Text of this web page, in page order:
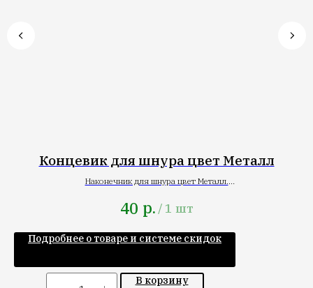
Концевик для шнура цвет Металл
Наконечник для шнура цвет Металл.
40 р. / 1 шт
Подробнее о товаре и системе скидок
В корзину